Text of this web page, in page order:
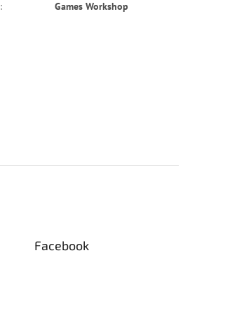
: Games Workshop
Facebook